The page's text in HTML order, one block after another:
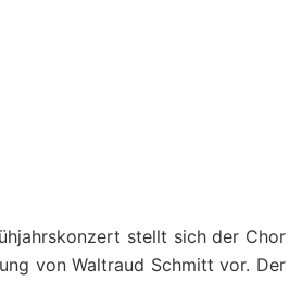
stellt sich der Chor
von Waltraud Schmitt vor. Der